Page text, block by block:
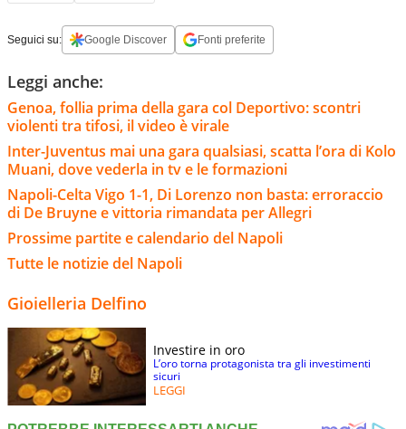
Seguici su: Google Discover Fonti preferite
Leggi anche:
Genoa, follia prima della gara col Deportivo: scontri
violenti tra tifosi, il video è virale
Inter-Juventus mai una gara qualsiasi, scatta l’ora di Kolo
Muani, dove vederla in tv e le formazioni
Napoli-Celta Vigo 1-1, Di Lorenzo non basta: erroraccio
di De Bruyne e vittoria rimandata per Allegri
Prossime partite e calendario del Napoli
Tutte le notizie del Napoli
Gioielleria Delfino
Investire in oro
L’oro torna protagonista tra gli investimenti
sicuri
LEGGI